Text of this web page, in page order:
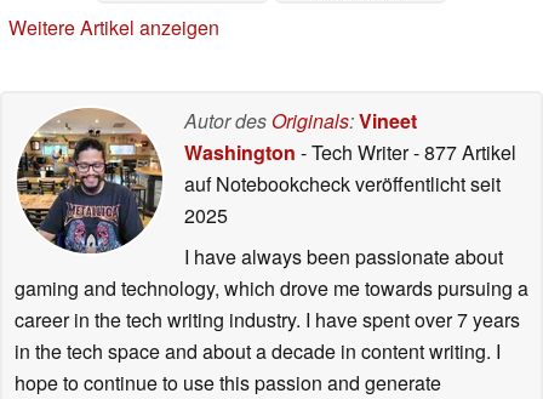
Weitere Artikel anzeigen
Autor des Originals:Vineet
Washington - Tech Writer- 877 Artikel
auf Notebookcheck veröffentlichtseit
2025
I have always been passionate about
gaming and technology, which drove me towards pursuing a
career in the tech writing industry. I have spent over 7 years
in the tech space and about a decade in content writing. I
hope to continue to use this passion and generate